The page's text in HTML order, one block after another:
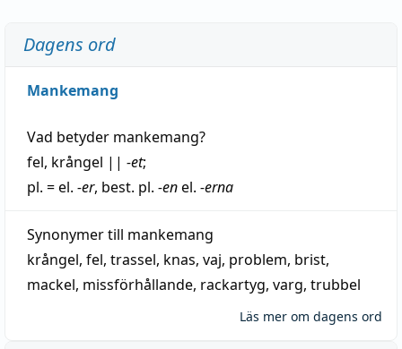
Dagens ord
Mankemang
Vad betyder mankemang?
fel, krångel || -et;
pl. = el. -er, best. pl. -enel. -erna
Synonymer till mankemang
krångel, fel, trassel, knas, vaj, problem, brist,
mackel, missförhållande, rackartyg, varg, trubbel
Läs mer om dagens ord